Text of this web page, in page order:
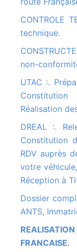
CONTROLE TECHNIQUE :. Gestion du contrôle
technique.
CONSTRUCTEUR :. Demande du certificat de
non-
UTAC :. Préparation technique aux tests UTAC,
Réalisation
DREAL :. Relevé technique de votre voiture,
Constitution
RDV auprès
votre
Réception à
Dossier complet pour carte grise, Agrément SIV
ANTS,
REALISATION DE LA CARTE GRISE
FRANCAISE.